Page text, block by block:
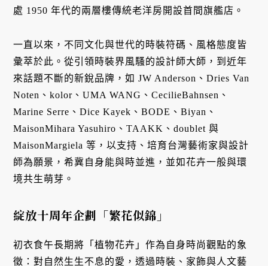
處 1950 年代的兩層樓傳統老洋房開設首間旗艦店。
一直以來，不同文化與世代的時裝符碼、風格態度皆
彙萃於此。從引領時裝界風騷的設計師大師，到近年
來話題不斷的新銳品牌，如 JW Anderson、Dries Van
Noten、kolor、UMA WANG、CecilieBahnsen、
Marine Serre、Dice Kayek、BODE、Biyan、
MaisonMihara Yasuhiro、TAAKK、doublet 與
MaisonMargiela 等，以支持、培育台灣藝術家與設計
師為願景，希冀自身能與時並進，並如花卉一般與環
境共生萌芽。
綻放十周年企劃「繁花似錦」
初衣食午長期將「植物花卉」作為自身時尚觀點的象
徵：對自然生生不息的愛，透過時裝、家飾與人文藝